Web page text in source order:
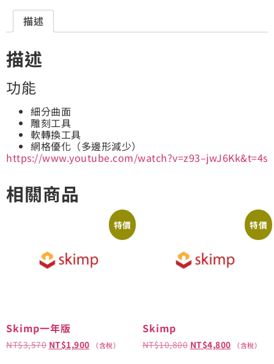
描述
描述
功能
細分曲面
雕刻工具
軟轉換工具
網格優化（多邊形減少）
https://www.youtube.com/watch?v=z93–jwJ6Kk&t=4s
相關商品
特價
Skimp一年版
NT$3,570 NT$1,900 （含稅）
特價
Skimp
NT$10,800 NT$4,800 （含稅）